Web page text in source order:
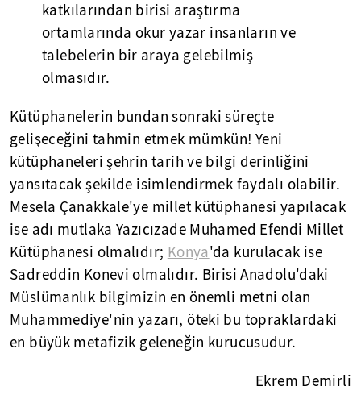
katkılarından birisi araştırma
ortamlarında okur yazar insanların ve
talebelerin bir araya gelebilmiş
olmasıdır.
Kütüphanelerin bundan sonraki süreçte
gelişeceğini tahmin etmek mümkün! Yeni
kütüphaneleri şehrin tarih ve bilgi derinliğini
yansıtacak şekilde isimlendirmek faydalı olabilir.
Mesela Çanakkale'ye millet kütüphanesi yapılacak
ise adı mutlaka Yazıcızade Muhamed Efendi Millet
Kütüphanesi olmalıdır; Konya'da kurulacak ise
Sadreddin Konevi olmalıdır. Birisi Anadolu'daki
Müslümanlık bilgimizin en önemli metni olan
Muhammediye'nin yazarı, öteki bu topraklardaki
en büyük metafizik geleneğin kurucusudur.
Ekrem Demirli